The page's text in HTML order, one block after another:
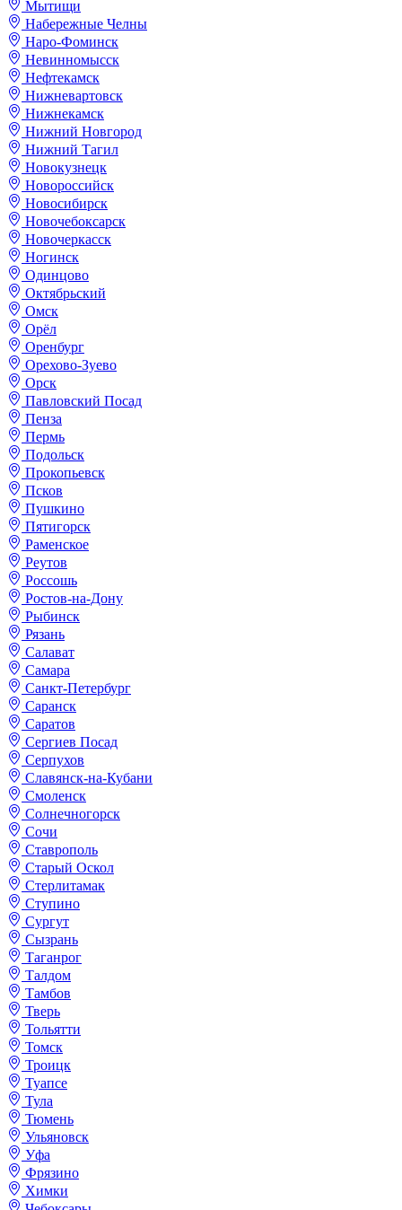
Мытищи
Набережные Челны
Наро-Фоминск
Невинномысск
Нефтекамск
Нижневартовск
Нижнекамск
Нижний Новгород
Нижний Тагил
Новокузнецк
Новороссийск
Новосибирск
Новочебоксарск
Новочеркасск
Ногинск
Одинцово
Октябрьский
Омск
Орёл
Оренбург
Орехово-Зуево
Орск
Павловский Посад
Пенза
Пермь
Подольск
Прокопьевск
Псков
Пушкино
Пятигорск
Раменское
Реутов
Россошь
Ростов-на-Дону
Рыбинск
Рязань
Салават
Самара
Санкт-Петербург
Саранск
Саратов
Сергиев Посад
Серпухов
Славянск-на-Кубани
Смоленск
Солнечногорск
Сочи
Ставрополь
Старый Оскол
Стерлитамак
Ступино
Сургут
Сызрань
Таганрог
Талдом
Тамбов
Тверь
Тольятти
Томск
Троицк
Туапсе
Тула
Тюмень
Ульяновск
Уфа
Фрязино
Химки